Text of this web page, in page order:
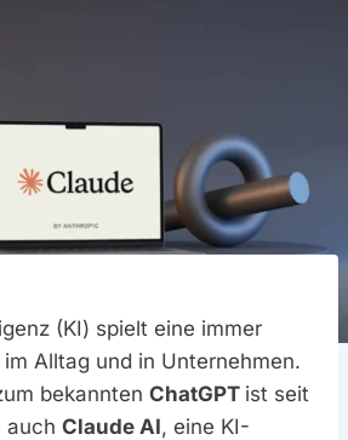
(KI) spielt eine immer
Alltag und in Unternehmen.
bekannten ChatGPT ist seit
auch Claude AI, eine KI-